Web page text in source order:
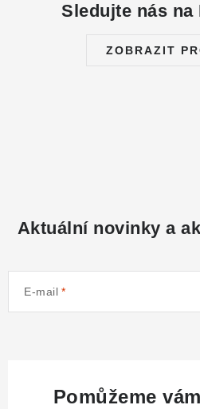
Sledujte nás na
ZOBRAZIT
Aktuální novinky a
E-mail
Pomůžeme